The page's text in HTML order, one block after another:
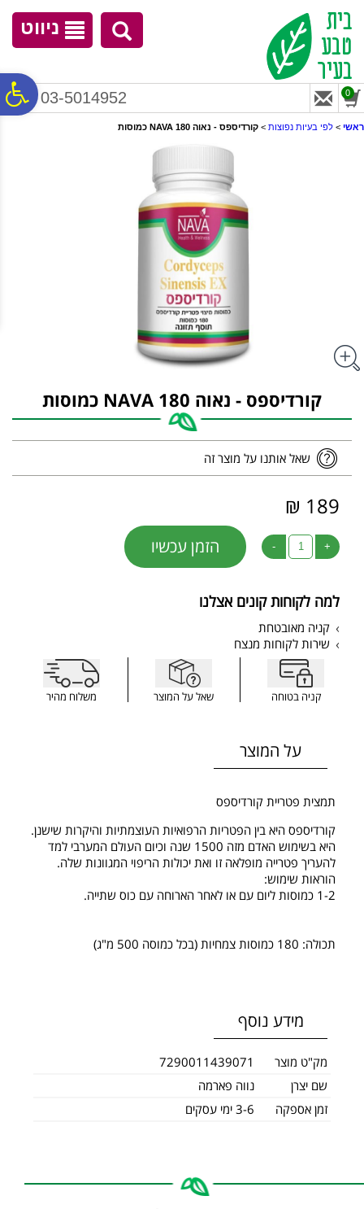
נגישות
ניווט
03-5014952 0
ראשי > לפי בעיות נפוצות > קורדיספס - נאוה NAVA 180 כמוסות
קורדיספס - נאוה NAVA 180 כמוסות
שאל אותנו על מוצר זה
189 ₪
+
- הזמן עכשיו
למה לקוחות קונים אצלנו
קניה מאובטחת
שירות לקוחות מנצח
קניה בטוחה שאל על המוצר משלוח מהיר
על המוצר
תמצית פטריית קורדיספס
קורדיספס היא בין הפטריות הרפואיות העוצמתיות והיקרות שישנן.
היא בשימוש האדם מזה 1500 שנה וכיום העולם המערבי למד
להעריך פטרייה מופלאה זו ואת יכולות הריפוי המגוונות שלה.
הוראות שימוש:
1-2 כמוסות ליום עם או לאחר הארוחה עם כוס שתייה.
תכולה: 180 כמוסות צמחיות (בכל כמוסה 500 מ"ג)
מידע נוסף
מק"ט מוצר
7290011439071
שם יצרן
נווה פארמה
זמן אספקה
3-6 ימי עסקים